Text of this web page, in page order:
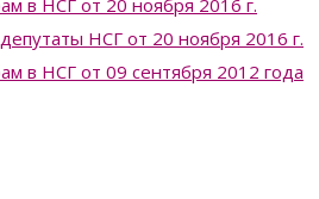
в НСГ от 20 ноября 2016 г.
НСГ от 20 ноября 2016 г.
в НСГ от 09 сентября 2012 года